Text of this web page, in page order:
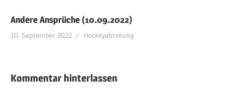
Andere Ansprüche (10.09.2022)
10. September 2022 Hockeyabteilung
Kommentar hinterlassen